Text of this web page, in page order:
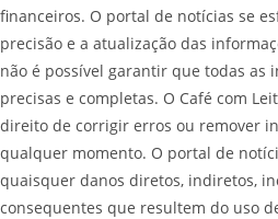
financeiros. O portal de notícias se
precisão e a atualização das
não é possível garantir que todas as
precisas e completas. O Café com
direito de corrigir erros ou remover
qualquer momento. O portal de
quaisquer danos diretos, indiretos,
consequentes que resultem do uso